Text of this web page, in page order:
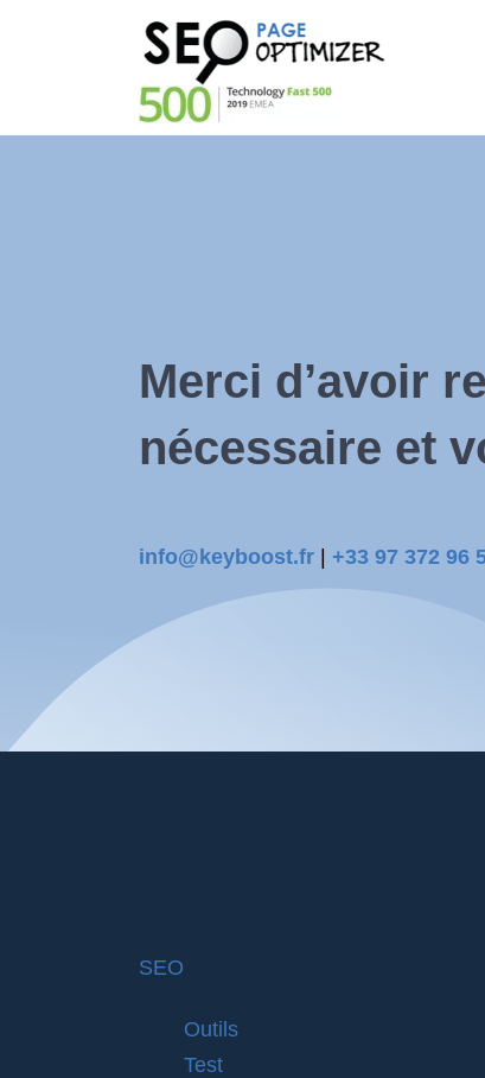
Merci d’avoir
nécessaire et
info@keyboost.fr +33 97 372 96
SEO
Outils
Test